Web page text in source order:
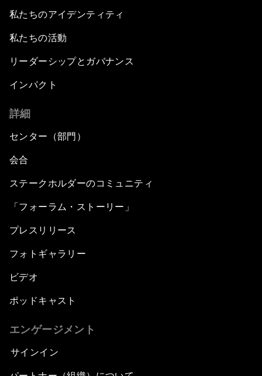
私たちのアイデンティティ
私たちの活動
リーダーシップとガバナンス
インパクト
詳細
センター（部門）
会合
ステークホルダーのコミュニティ
「フォーラム・ストーリー」
プレスリリース
フォトギャラリー
ビデオ
ポッドキャスト
エンゲージメント
サインイン